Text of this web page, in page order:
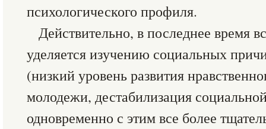
психологического профиля.
Действительно, в последнее время
уделяется изучению социальных
(низкий уровень развития
молодежи, дестабилизация
одновременно с этим все более